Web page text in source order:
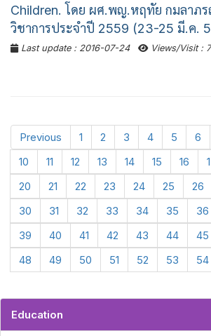
Children. โดย ผศ.พญ.หฤทัย กมลาภ
วิชาการประจำปี 2559 (23-25 มี.ค.
Last update : 2016-07-24 Views/Visit :
Previous 1 2 3 4 5 6
10
11 12 13 14 15 16
20
21 22 23 24 25 26
30
31 32 33 34 35 36
39
40 41 42 43 44 45
48
49 50 51 52 53 54
Education